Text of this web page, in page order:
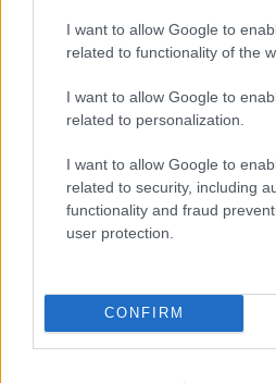
I want to allow Google to
related to functionality of the
I want to allow Google to
related to personalization.
I want to allow Google to
related to security, including
functionality and fraud
user protection.
CONFIRM
Modor Tibi
17 éve
Hunyadi keserűt is, amit a
ígértél!
17 éve
Szlengblog izda! Grat!